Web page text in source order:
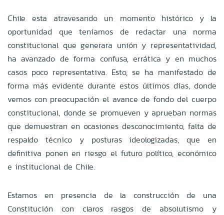
Chile esta atravesando un momento histórico y la
oportunidad que teníamos de redactar una norma
constitucional que generara unión y representatividad,
ha avanzado de forma confusa, errática y en muchos
casos poco representativa. Esto, se ha manifestado de
forma más evidente durante estos últimos días, donde
vemos con preocupación el avance de fondo del cuerpo
constitucional, donde se promueven y aprueban normas
que demuestran en ocasiones desconocimiento, falta de
respaldo técnico y posturas ideologizadas, que en
definitiva ponen en riesgo el futuro político, económico
e institucional de Chile.
Estamos en presencia de la construcción de una
Constitución con claros rasgos de absolutismo y